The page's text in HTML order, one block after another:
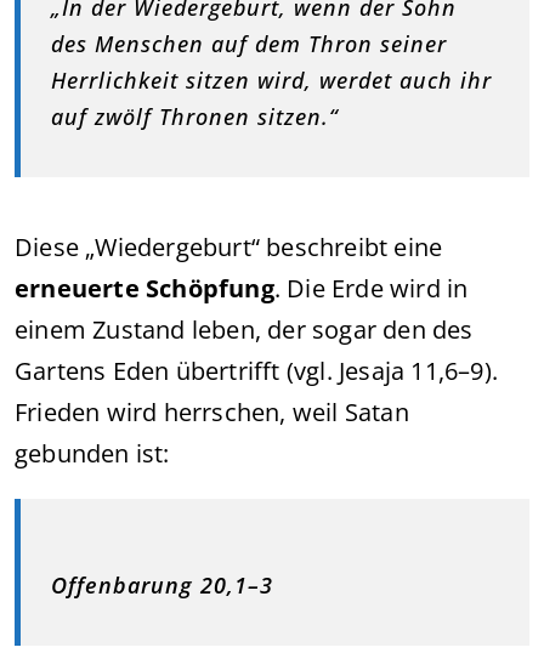
„In der Wiedergeburt, wenn der Sohn
des Menschen auf dem Thron seiner
Herrlichkeit sitzen wird, werdet auch ihr
auf zwölf Thronen sitzen.“
Diese „Wiedergeburt“ beschreibt eine
erneuerte Schöpfung. Die Erde wird in
einem Zustand leben, der sogar den des
Gartens Eden übertrifft (vgl. Jesaja 11,6–9).
Frieden wird herrschen, weil Satan
gebunden ist:
Offenbarung 20,1–3